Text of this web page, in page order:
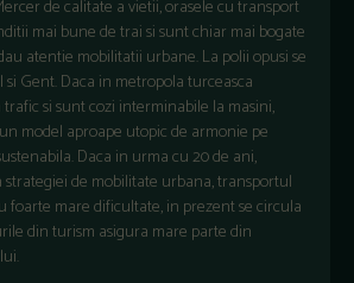
de calitate a vietii, orasele cu transport
mai bune de trai si sunt chiar mai bogate
atentie mobilitatii urbane. La polii opusi se
Gent. Daca in metropola turceasca
si sunt cozi interminabile la masini,
model aproape utopic de armonie pe
Daca in urma cu 20 de ani,
de mobilitate urbana, transportul
foarte mare dificultate, in prezent se circula
din turism asigura mare parte din